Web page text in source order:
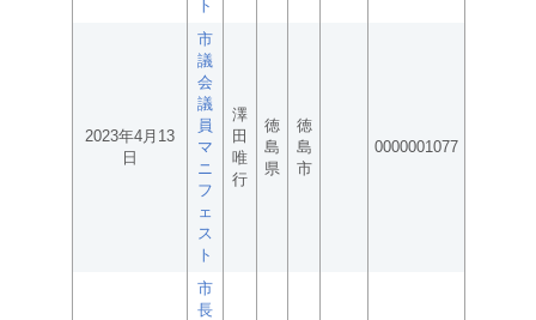
ト
2023年4月13
日
市
議
会
議
員
マ
ニ
フ
ェ
ス
ト
澤
田
唯
行
徳
島
県
徳
島
市
0000001077
市
長